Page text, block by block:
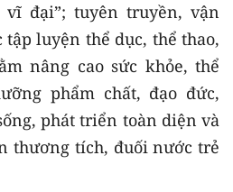
vĩ đại”; tuyên truyền, vận
luyện thể dục, thể thao,
nâng cao sức khỏe, thể
phẩm chất, đạo đức,
phát triển toàn diện và
thương tích, đuối nước trẻ